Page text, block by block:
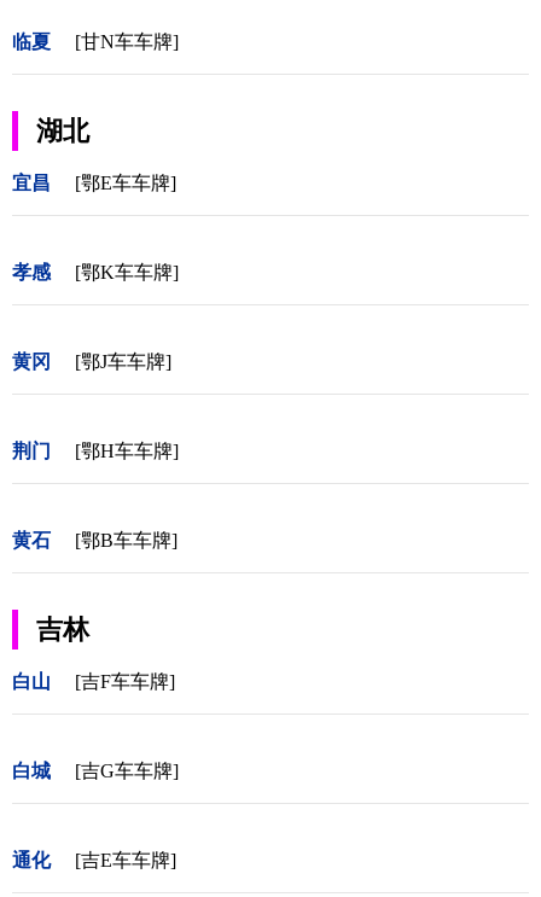
临夏 [甘N车车牌]
湖北
宜昌 [鄂E车车牌]
孝感 [鄂K车车牌]
黄冈 [鄂J车车牌]
荆门 [鄂H车车牌]
黄石 [鄂B车车牌]
吉林
白山 [吉F车车牌]
白城 [吉G车车牌]
通化 [吉E车车牌]